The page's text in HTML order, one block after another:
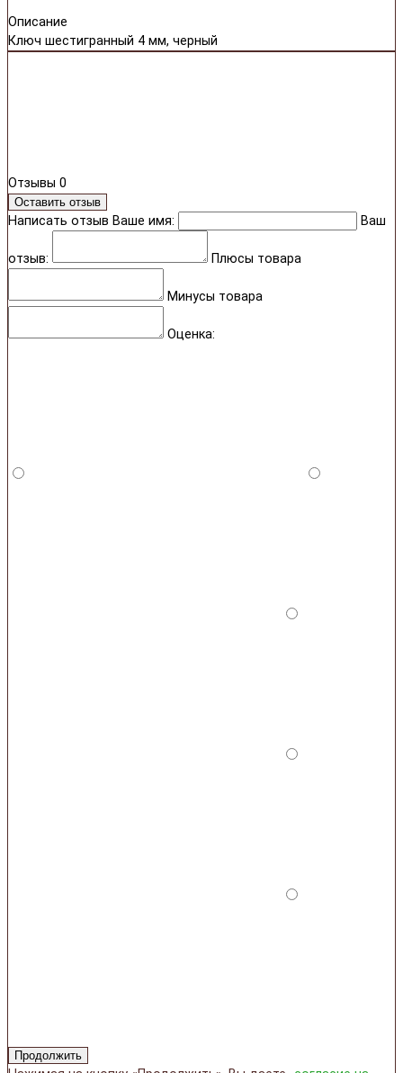
Описание
Ключ шестигранный 4 мм, черный
Отзывы 0
Оставить отзыв
Написать отзыв Ваше имя: Ваш
отзыв: Плюсы товара
Минусы товара
Оценка:
Продолжить